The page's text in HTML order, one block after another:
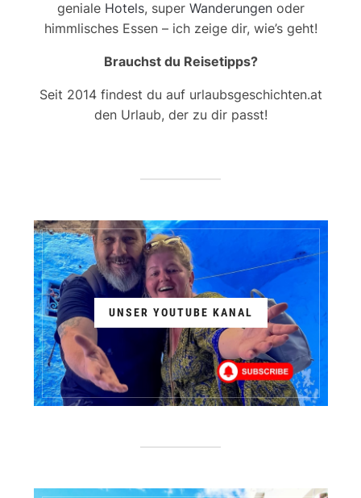
geniale Hotels, super Wanderungenoder
himmlisches Essen – ich zeige dir, wie’s geht!
Brauchst du Reisetipps?
Seit 2014 findest du auf urlaubsgeschichten.at
den Urlaub, der zu dir passt!
UNSER YOUTUBE KANAL